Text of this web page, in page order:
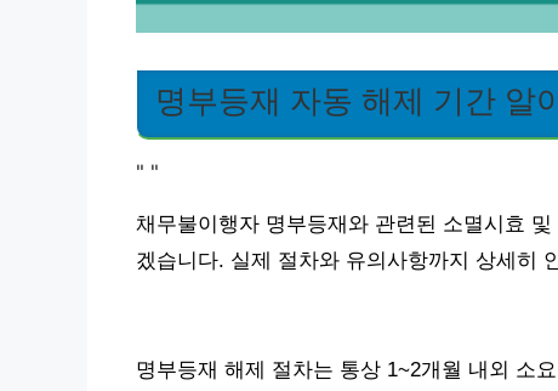
명부등재 자동 해제 기간 알
" "
채무불이행자 명부등재와 관련된 소멸시효
겠습니다. 실제 절차와 유의사항까지 상세히
명부등재 해제 절차는 통상 1~2개월 내외 소